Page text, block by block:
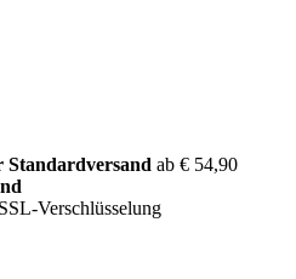
Standardversand ab € 54,90
Verschlüsselung